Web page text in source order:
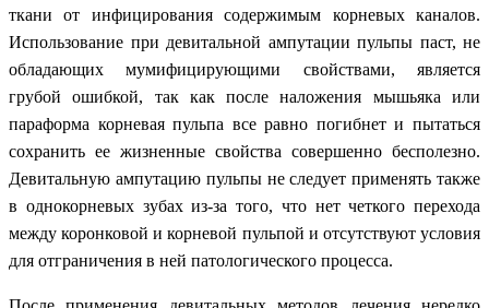
ткани от инфицирования содержимым корневых каналов.
Использование при девитальной ампутации пульпы паст, не
обладающих мумифицирующими свойствами, является
грубой ошибкой, так как после наложения мышьяка или
параформа корневая пульпа все равно погибнет и пытаться
сохранить ее жизненные свойства совершенно бесполезно.
Девитальную ампутацию пульпы не следует применять также
в однокорневых зубах из-за того, что нет четкого перехода
между коронковой и корневой пульпой и отсутствуют условия
для отграничения в ней патологического процесса.